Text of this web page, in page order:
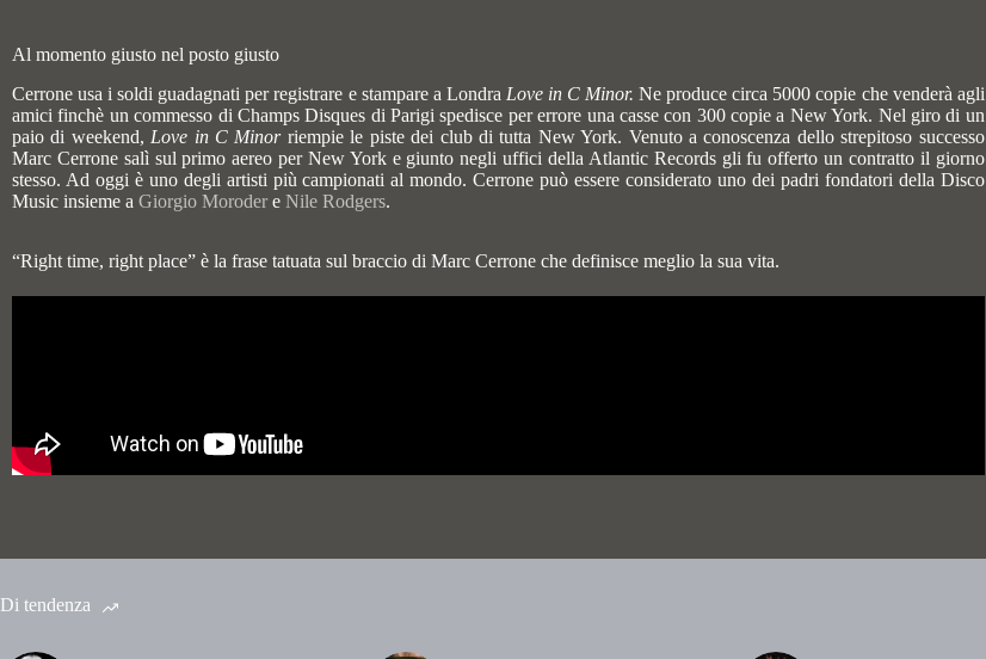
Al momento giusto nel posto giusto
Cerrone usa i soldi guadagnati per registrare e stampare a Londra Love in C Minor.Ne produce circa 5000 copie che venderà agli
amici finchè un commesso di Champs Disques di Parigi spedisce per errore una casse con 300 copie a New York. Nel giro di un
paio di weekend, Love in C Minorriempie le piste dei club di tutta New York. Venuto a conoscenza dello strepitoso successo
Marc Cerrone salì sul primo aereo per New York e giunto negli uffici della Atlantic Records gli fu offerto un contratto il giorno
stesso. Ad oggi è uno degli artisti più campionati al mondo. Cerrone può essere considerato uno dei padri fondatori della Disco
Music insieme a Giorgio Moroder e Nile Rodgers.
“Right time, right place” è la frase tatuata sul braccio di Marc Cerrone che definisce meglio la sua vita.
Di tendenza